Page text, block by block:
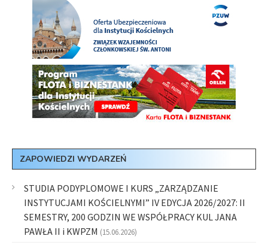
ZAPOWIEDZI WYDARZEŃ
STUDIA PODYPLOMOWE I KURS „ZARZĄDZANIE
INSTYTUCJAMI KOŚCIELNYMI” IV EDYCJA 2026/2027: II
SEMESTRY, 200 GODZIN WE WSPÓŁPRACY KUL JANA
PAWŁA II i KWPZM (15.06.2026)